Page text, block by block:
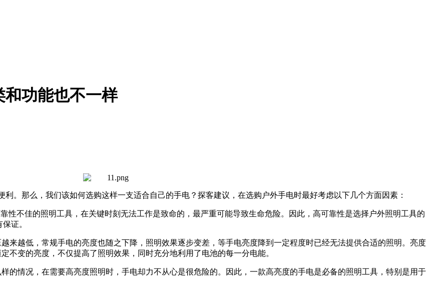
功能也不一样
。那么，我们该如何选购这样一支适合自己的手电？探客建议，在选购户外手电时最好考虑以下几个方面因素：
性不佳的照明工具，在关键时刻无法工作是致命的，最严重可能导致生命危险。因此，高可靠性是选择户外照明工具的
证。
来越低，常规手电的亮度也随之下降，照明效果逐步变差，等手电亮度降到一定程度时已经无法提供合适的照明。亮度
不变的亮度，不仅提高了照明效果，同时充分地利用了电池的每一分电能。
的情况，在需要高亮度照明时，手电却力不从心是很危险的。因此，一款高亮度的手电是必备的照明工具，特别是用于